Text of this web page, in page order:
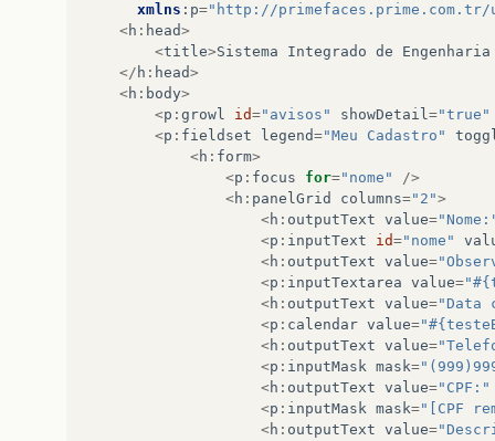
>
:composition
xmlns : p="http://
<h : head>
<title>Sistema Integrado de
Engenharia
</ h : head>
<h : body>
<p : growl id="avisos" showDetail="true"
<p : fieldset legend="Meu Cadastro"
<h : form>
<p : focus for="nome"
/>
<h : panelGrid columns="2">
<h : outputText value=
<p : inputText id="nome"
<h : outputText value=
<p : inputTextarea value=
<h : outputText value="Data
<p : calendar value=
<h : outputText value=
<p : inputMask mask=
<h : outputText value="CPF:"
<p : inputMask mask="[CPF
<h : outputText value=